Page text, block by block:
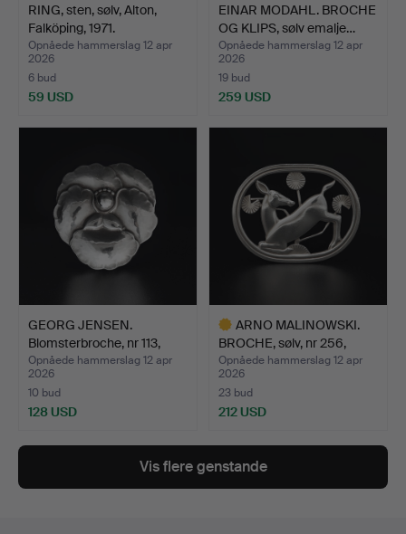
RING, sten, sølv, Alton,
Falköping, 1971.
Opnåede hammerslag 12 apr
2026
6 bud
59 USD
EINAR MODAHL. BROCHE
OG KLIPS, sølv emalje…
Opnåede hammerslag 12 apr
2026
19 bud
259 USD
GEORG JENSEN.
Blomsterbroche, nr 113,
sølv…
Opnåede hammerslag 12 apr
2026
10 bud
128 USD
ARNO MALINOWSKI.
BROCHE, sølv, nr 256,
Geo…
Opnåede hammerslag 12 apr
2026
23 bud
212 USD
Vis flere genstande